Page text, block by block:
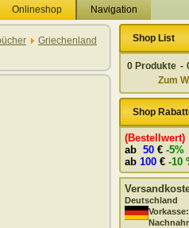
Onlineshop Navigation
Griechenland
Shop List
0 Produkte -
Zum
Shop
(Bestellwert)
ab 50 € -5%
ab 100 € -10
Deutschland